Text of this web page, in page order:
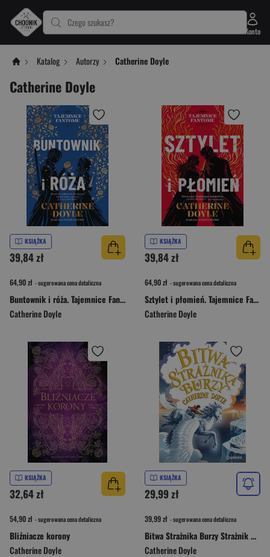
Czego szukasz?
Konto
Katalog Autorzy Catherine Doyle
Catherine Doyle
KSIĄŻKA
39,84 zł
64,90 zł - sugerowana cena detaliczna
Buntownik i róża. Tajemnice Fantome. Tom 2
Catherine Doyle
KSIĄŻKA
39,84 zł
64,90 zł - sugerowana cena detaliczna
Sztylet i płomień. Tajemnice Fantome. Tom 1
Catherine Doyle
KSIĄŻKA
32,64 zł
54,90 zł - sugerowana cena detaliczna
Bliźniacze korony
Catherine Doyle
KSIĄŻKA
29,99 zł
39,99 zł - sugerowana cena detaliczna
Bitwa Strażnika Burzy Strażnik Burzy 3
Catherine Doyle